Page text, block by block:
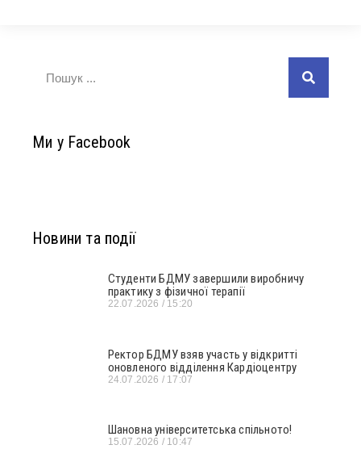
Ми у Facebook
Новини та події
Студенти БДМУ завершили виробничу
практику з фізичної терапії
22.07.2026 15:20
Ректор БДМУ взяв участь у відкритті
оновленого відділення Кардіоцентру
24.07.2026 17:07
Шановна університетська спільното!
15.07.2026 10:47